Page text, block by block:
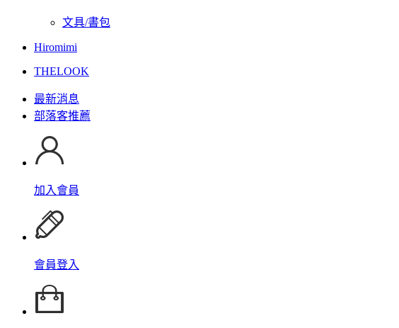
文具/書包
Hiromimi
THELOOK
最新消息
部落客推薦
加入會員
會員登入